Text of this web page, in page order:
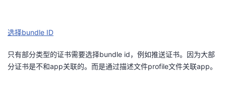
选择bundle ID
只有部分类型的证书需要选择bundle id，例如推送证书。因为大部
分证书是不和app关联的。而是通过描述文件profile文件关联app。